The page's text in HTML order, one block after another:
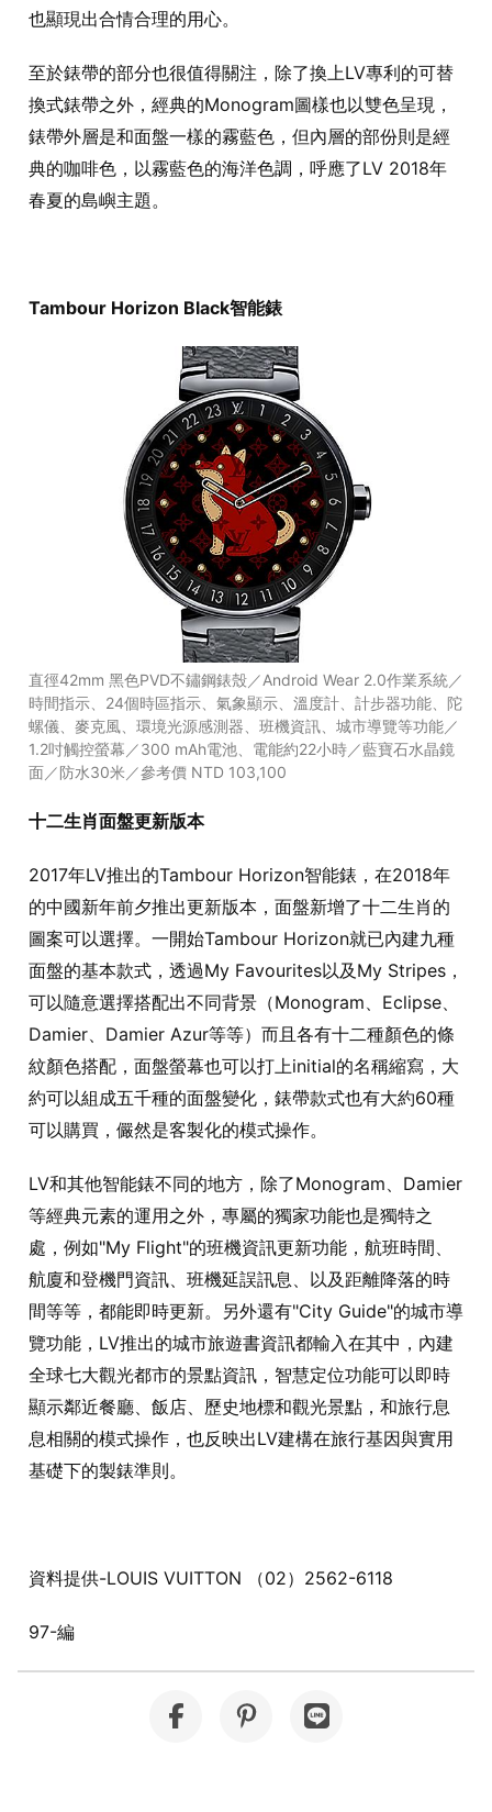
也顯現出合情合理的用心。
至於錶帶的部分也很值得關注，除了換上LV專利的可替
換式錶帶之外，經典的Monogram圖樣也以雙色呈現，
錶帶外層是和面盤一樣的霧藍色，但內層的部份則是經
典的咖啡色，以霧藍色的海洋色調，呼應了LV 2018年
春夏的島嶼主題。
Tambour Horizon Black智能錶
直徑42mm 黑色PVD不鏽鋼錶殼／Android Wear 2.0作業系統／
時間指示、24個時區指示、氣象顯示、溫度計、計步器功能、陀
螺儀、麥克風、環境光源感測器、班機資訊、城市導覽等功能／
1.2吋觸控螢幕／300 mAh電池、電能約22小時／藍寶石水晶鏡
面／防水30米／參考價 NTD 103,100
十二生肖面盤更新版本
2017年LV推出的Tambour Horizon智能錶，在2018年
的中國新年前夕推出更新版本，面盤新增了十二生肖的
圖案可以選擇。一開始Tambour Horizon就已內建九種
面盤的基本款式，透過My Favourites以及 My Stripes ，
可以隨意選擇搭配出不同背景（Monogram、 Eclipse、
Damier、 Damier Azur等等）而且各有十二種顏色的條
紋顏色搭配，面盤螢幕也可以打上initial的名稱縮寫，大
約可以組成五千種的面盤變化，錶帶款式也有大約60種
可以購買，儼然是客製化的模式操作。
LV和其他智能錶不同的地方，除了Monogram、 Damier
等經典元素的運用之外，專屬的獨家功能也是獨特之
處，例如"My Flight"的班機資訊更新功能，航班時間、
航廈和登機門資訊、班機延誤訊息、以及距離降落的時
間等等，都能即時更新。另外還有"City Guide"的城市導
覽功能， LV推出的城市旅遊書資訊都輸入在其中，內建
全球七大觀光都市的景點資訊，智慧定位功能可以即時
顯示鄰近餐廳、飯店、歷史地標和觀光景點，和旅行息
息相關的模式操作，也反映出LV建構在旅行基因與實用
基礎下的製錶準則。
資料提供-LOUIS VUITTON （02） 2562-6118
97-編